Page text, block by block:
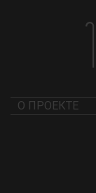
О ПРОЕКТЕ